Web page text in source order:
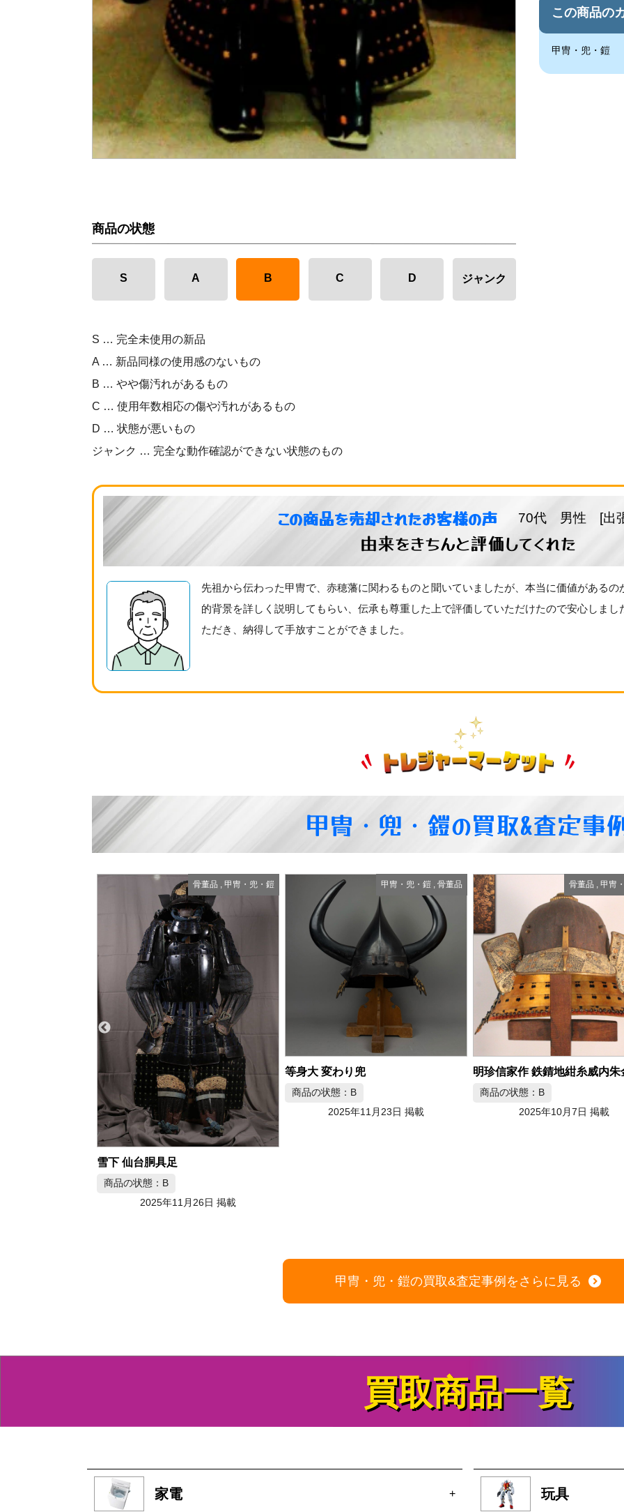
この商品の
甲冑・兜・鎧
商品の状態
S A B C D ジャンク
S … 完全未使用の新品
A … 新品同様の使用感のないもの
B … やや傷汚れがあるもの
C … 使用年数相応の傷や汚れがあるもの
D … 状態が悪いもの
ジャンク … 完全な動作確認ができない状態のもの
この商品を売却されたお客様の声 70代 男性 [出
由来をきちんと評価してくれた
先祖から伝わった甲冑で、赤穂藩に関わるものと聞いていましたが、本当に価値がある
的背景を詳しく説明してもらい、伝承も尊重した上で評価していただけたので安心しま
ただき、納得して手放すことができました。
甲冑・兜・鎧の買取&査定事
甲冑・兜・鎧 , 骨董品
等身大 変わり兜
商品の状態：B
2025年11月23日 掲載
骨董品 ,甲冑・兜・鎧
商品の状態：B
2025年10月7日 掲載
軍用品
甲冑・兜・鎧の買取&査定事例をさらに見る
買取商品一覧
家電 + 玩具